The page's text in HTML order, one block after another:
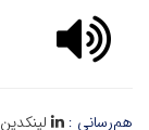
هم‌رسانی : لینکدین